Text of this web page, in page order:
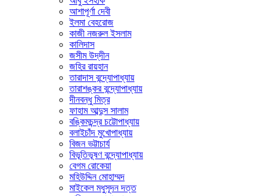
আশাপূর্ণা দেবী
ইলমা বেহরোজ
কাজী নজরুল ইসলাম
কালিদাস
জসীম উদ্‌দীন
জহির রায়হান
তারাদাস বন্দ্যোপাধ্যায়
তারাশঙ্কর বন্দ্যোপাধ্যায়
দীনবন্ধু মিত্র
ফাহাম আব্দুস সালাম
বঙ্কিমচন্দ্র চট্টোপাধ্যায়
বলাইচাঁদ মুখোপাধ্যায়
বিজন ভট্টাচার্য
বিভূতিভূষণ বন্দ্যোপাধ্যায়
বেগম রোকেয়া
মহিউদ্দিন মোহাম্মদ
মাইকেল মধুসূদন দত্ত